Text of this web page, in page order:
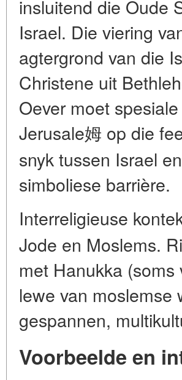
insluitend die Oude
Israel. Die viering
agtergrond van die
Christene uit
Oever moet
Jerusale姆 op die
snyk tussen Israel
simboliese barrière.
Interreligieuse
Jode en Moslems.
met Hanukka
lewe van moslemse
gespannen,
Voorbeelde en